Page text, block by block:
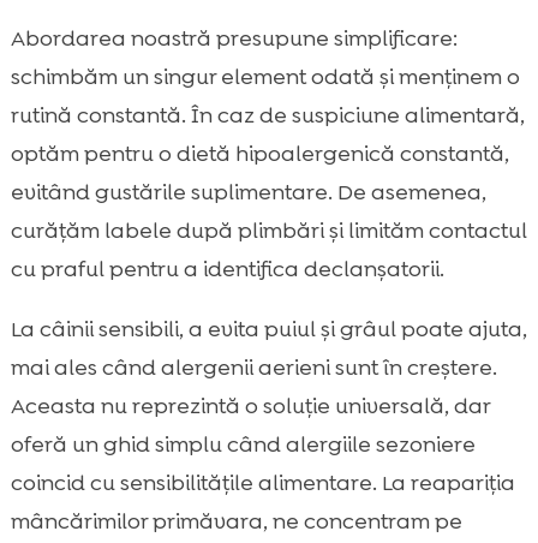
Abordarea noastră presupune simplificare:
schimbăm un singur element odată și menținem o
rutină constantă. În caz de suspiciune alimentară,
optăm pentru o dietă hipoalergenică constantă,
evitând gustările suplimentare. De asemenea,
curățăm labele după plimbări și limităm contactul
cu praful pentru a identifica declanșatorii.
La câinii sensibili, a evita puiul și grâul poate ajuta,
mai ales când alergenii aerieni sunt în creștere.
Aceasta nu reprezintă o soluție universală, dar
oferă un ghid simplu când alergiile sezoniere
coincid cu sensibilitățile alimentare. La reapariția
mâncărimilor primăvara, ne concentram pe